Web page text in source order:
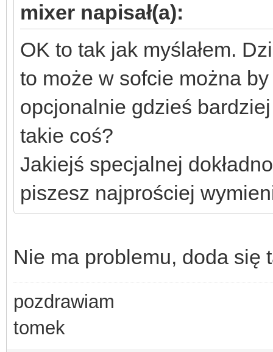
mixer napisał(a):
OK to tak jak myślałem.
to może w sofcie można
opcjonalnie gdzieś
takie coś?
Jakiejś specjalnej
piszesz najprościej
Nie ma problemu, doda się
pozdrawiam
tomek